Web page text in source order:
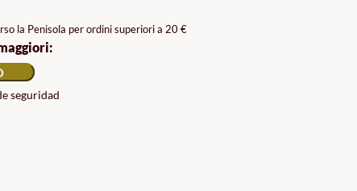
la Penisola per ordini superiori a 20 €
seguridad